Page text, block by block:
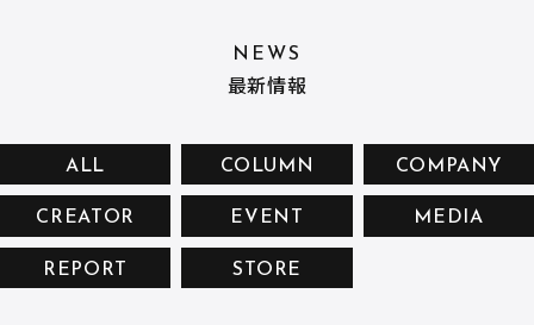
お問い合せ
プライバシーポリシー
NEWS
最新情報
ALL COLUMN COMPANY
CREATOR EVENT MEDIA
REPORT STORE